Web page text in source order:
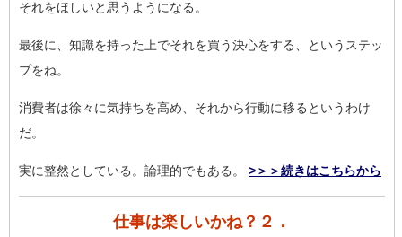
それをほしいと思うようになる。
最後に、知識を持った上でそれを買う決心をする、というステッ
プをね。
消費者は徐々に気持ちを高め、それから行動に移るというわけ
だ。
実に整然としている。論理的でもある。 >＞＞続きはこちらから
仕事は楽しいかね？２．